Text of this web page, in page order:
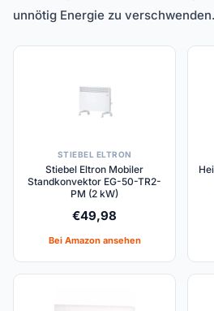
unnötig Energie zu verschwenden.
STIEBEL ELTRON
Stiebel Eltron Mobiler
Standkonvektor EG-50-TR2-
PM (2 kW)
€49,98
Bei Amazon ansehen